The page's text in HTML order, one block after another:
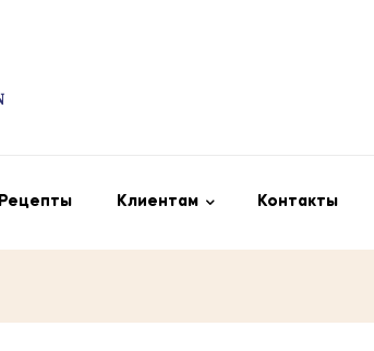
Рецепты Клиентам Контакты